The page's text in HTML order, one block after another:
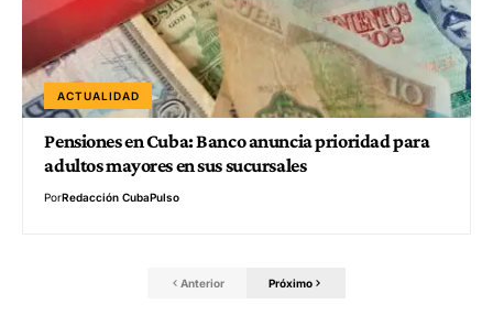
ACTUALIDAD
Pensiones en Cuba: Banco anuncia prioridad para
adultos mayores en sus sucursales
PorRedacción CubaPulso
Anterior Próximo